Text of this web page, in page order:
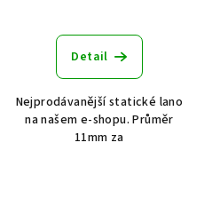
Detail
Nejprodávanější statické lano
na našem e-shopu. Průměr
11mm za